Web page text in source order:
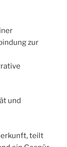
zur
und
teilt